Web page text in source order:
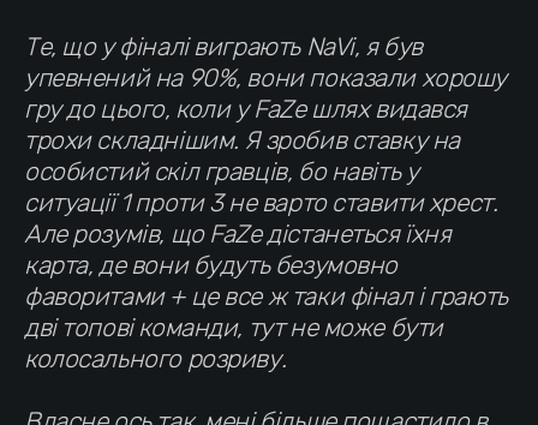
Те, що у фіналі виграють NaVi, я був
упевнений на 90%, вони показали хорошу
гру до цього, коли у FaZe шлях видався
трохи складнішим. Я зробив ставку на
особистий скіл гравців, бо навіть у
ситуації 1 проти 3 не варто ставити хрест.
Але розумів, що FaZe дістанеться їхня
карта, де вони будуть безумовно
фаворитами + це все ж таки фінал і грають
дві топові команди, тут не може бути
колосального розриву.